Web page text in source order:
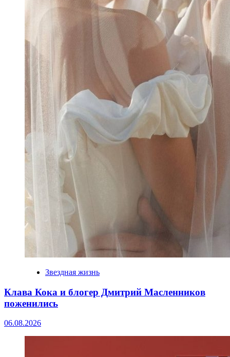
Звездная жизнь
Клава Кока и блогер Дмитрий Масленников
поженились
06.08.2026